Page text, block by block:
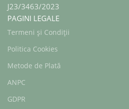
J23/3463/2023
PAGINI LEGALE
Termeni și Condiții
Politica Cookies
Metode de Plată
ANPC
GDPR